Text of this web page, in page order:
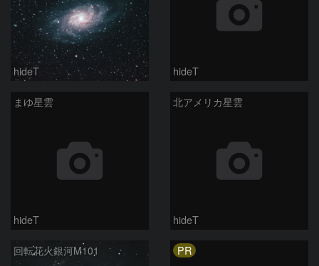
hideT hideT
まゆ星雲
hideT
北アメリカ星雲
hideT
回転花火銀河M101 PR